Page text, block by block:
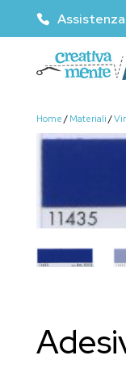
Assistenza
Home / Materiali /